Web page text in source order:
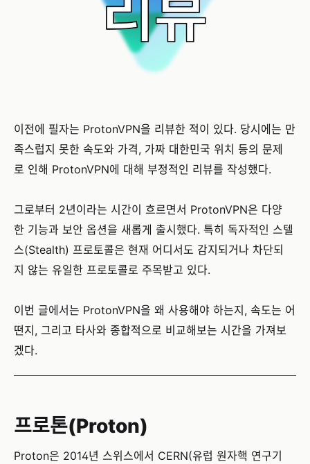
이전에 필자는 ProtonVPN을 리뷰한 적이 있다. 당시에는 만
족스럽지 못한 속도와 가격, 가짜 대한민국 위치 등의 문제
로 인해 ProtonVPN에 대해 부정적인 리뷰를 작성했다.
그로부터 2년이라는 시간이 흐르면서 ProtonVPN은 다양
한 기능과 보안 옵션을 새롭게 출시했다. 특히 독자적인 스텔
스(Stealth) 프로토콜은 현재 어디서도 감지되거나 차단되
지 않는 유일한 프로토콜로 주목받고 있다.
이번 글에서는 ProtonVPN을 왜 사용해야 하는지, 속도는 어
떤지, 그리고 타사와 종합적으로 비교해보는 시간을 가져보
겠다.
프로톤(Proton)
Proton은 2014년 스위스에서 CERN(유럽 원자핵 연구기